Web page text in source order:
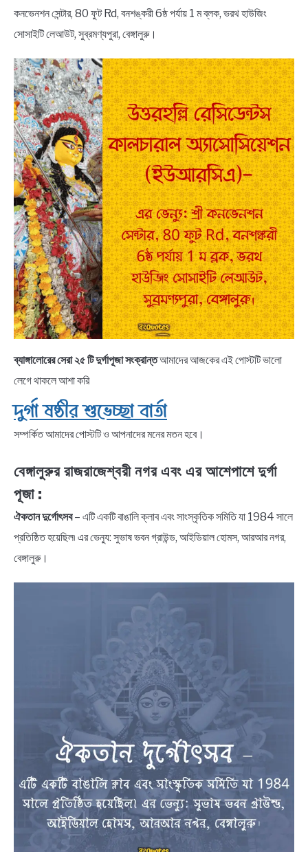
কনভেনশন সেন্টার, 80 ফুট Rd, বনশঙ্করী 6ষ্ঠ পর্যায় 1 ম ব্লক, ভরথ হাউজিং
সোসাইটি লেআউট, সুব্রমণ্যপুরা, বেঙ্গালুরু।
ব্যাঙ্গালোরের সেরা ২৫ টি দুর্গাপূজাসংক্রান্তআমাদের আজকের এই পোস্টটি ভালো
লেগে থাকলে আশা করি
দুর্গা ষষ্ঠীর শুভেচ্ছা বার্তা
সম্পর্কিত আমাদের পোস্টটি ও আপনাদের মনের মতন হবে।
বেঙ্গালুরুর রাজরাজেশ্বরী নগর এবং এর আশেপাশে দুর্গা
পূজা :
ঐকতান দুর্গোৎসব– এটি একটি বাঙালি ক্লাব এবং সাংস্কৃতিক সমিতি যা 1984 সালে
প্রতিষ্ঠিত হয়েছিল৷ এর ভেন্যু: সুভাষ ভবন গ্রাউন্ড, আইডিয়াল হোমস, আরআর নগর,
বেঙ্গালুরু।